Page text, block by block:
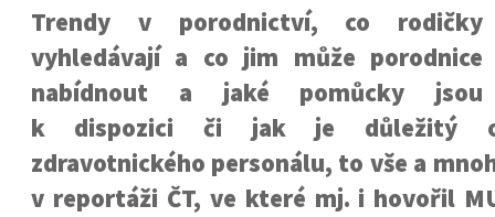
Trendy v porodnictví, co rodičky
vyhledávají a co jim může porodnice
nabídnout a jaké pomůcky jsou
k dispozici či jak je důležitý
zdravotnického personálu, to vše a
v reportáži ČT, ve které mj. i hovořil